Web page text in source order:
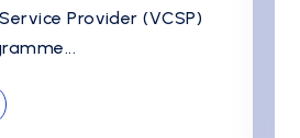
Provider (VCSP)